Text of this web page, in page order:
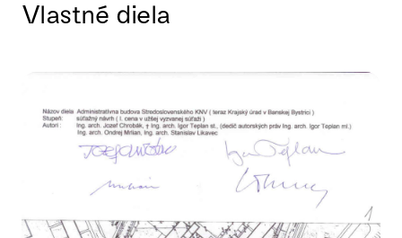
Vlastné diela